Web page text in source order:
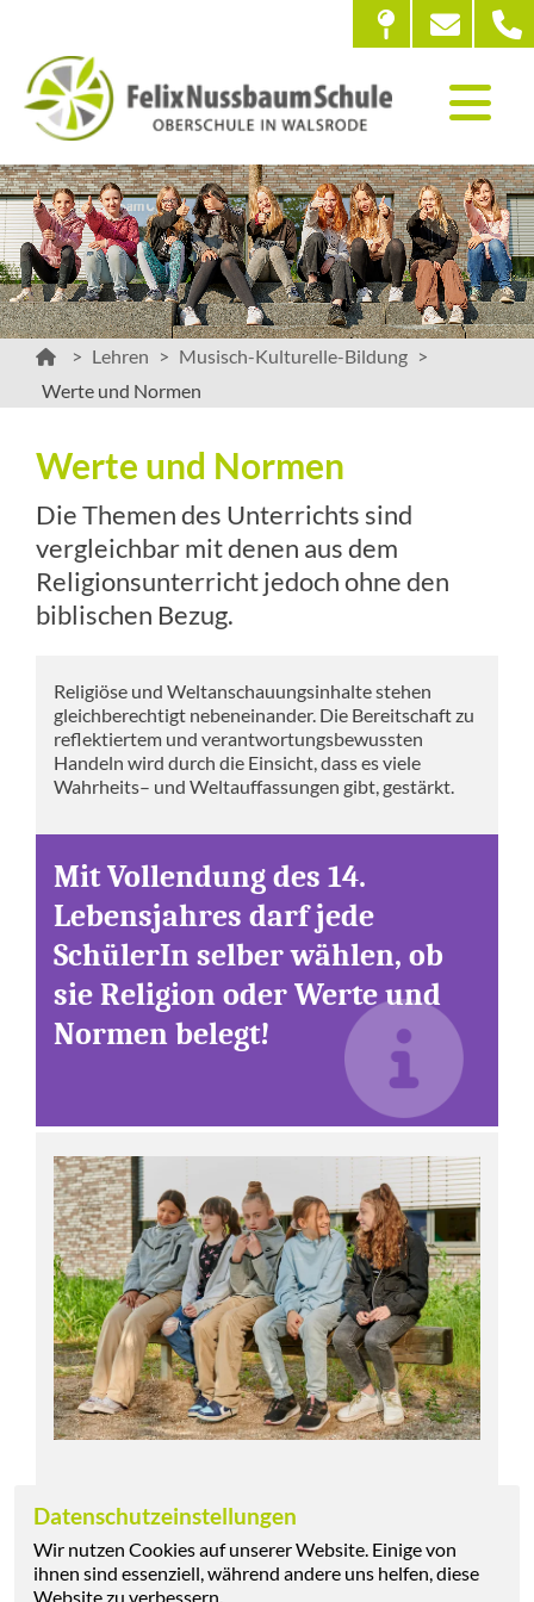
Lehren
Musisch-Kulturelle-Bildung
Werte und Normen
Werte und Normen
Die Themen des Unterrichts sind
vergleichbar mit denen aus dem
Religionsunterricht jedoch ohne den
biblischen Bezug.
Religiöse und Weltanschauungsinhalte stehen
gleichberechtigt nebeneinander. Die Bereitschaft zu
reflektiertem und verantwortungsbewussten
Handeln wird durch die Einsicht, dass es viele
Wahrheits– und Weltauffassungen gibt, gestärkt.
Mit Vollendung des 14.
Lebensjahres darf jede
SchülerIn selber wählen, ob
sie Religion oder Werte und
Normen belegt!
„ ... In meinem Kurs waren sieben Muslime, drei
christliche Kinder, ein Buddhist und jede Menge
Kinder ohne Religionszugehörigkeit. Das war für
Datenschutzeinstellungen
Wir nutzen Cookies auf unserer Website. Einige von
ihnen sind essenziell, während andere uns helfen, diese
Website zu verbessern.